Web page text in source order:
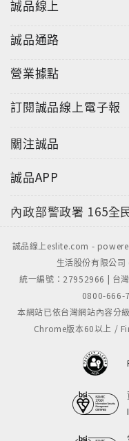
誠品線上
誠品通路
營業據點
訂閱誠品線上電子報
關注誠品
誠品APP
內政部警政署 165全
誠品線上eslite.com -
生活股份有限公
統一編號：27952966 | 台
0800-666-
本網站已依台灣網站內容分
Chrome版本60以上 /